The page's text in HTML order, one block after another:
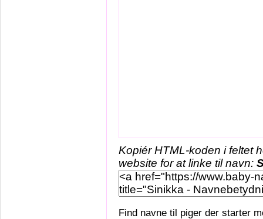
Kopiér HTML-koden i feltet
website for at linke til navn:
Find navne til piger der starter